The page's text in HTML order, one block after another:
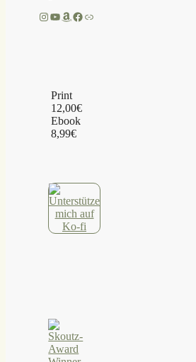
Instagram
YouTube
Amazon
Facebook
Link
Print
12,00€
Ebook
8,99€